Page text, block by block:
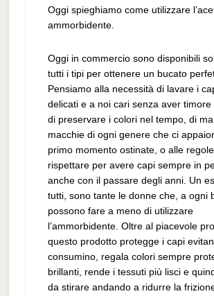
Oggi spieghiamo come utilizzare
ammorbidente.
Oggi in commercio sono disponibili
tutti i tipi per ottenere un bucato
Pensiamo alla necessità di lavare i
delicati e a noi cari senza aver timore
di preservare i colori nel tempo, di
macchie di ogni genere che ci
primo momento ostinate, o alle
rispettare per avere capi sempre in
anche con il passare degli anni. Un
tutti, sono tante le donne che, a ogni
possono fare a meno di utilizzare
l’ammorbidente. Oltre al piacevole
questo prodotto protegge i capi
consumino, regala colori sempre
brillanti, rende i tessuti più lisci e
da stirare andando a ridurre la